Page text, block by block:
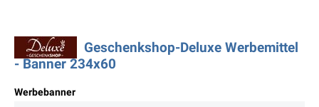
Geschenkshop-Deluxe Werbemittel
- Banner 234x60
Werbebanner